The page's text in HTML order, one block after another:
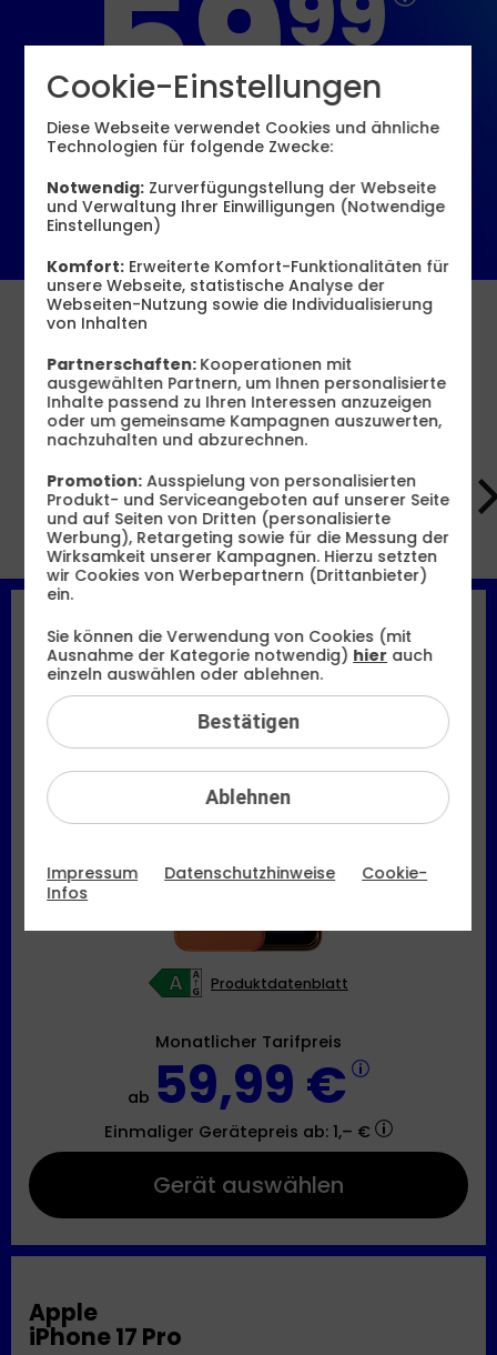
59 € mtl.
Jetzt bestellen
Smartphones mit Vertrag
Alle Filter
Tipp
Apple
iPhone 17 Pro Max
Produktdatenblatt
Monatlicher Tarifpreis
ab 59,99 €
Einmaliger Gerätepreis ab: 1,– €
Gerät auswählen
Apple
iPhone 17 Pro
Cookie-Einstellungen
Diese Webseite verwendet Cookies und ähnliche
Technologien für folgende Zwecke:
Notwendig: Zurverfügungstellung der Webseite
und Verwaltung Ihrer Einwilligungen (Notwendige
Einstellungen)
Komfort: Erweiterte Komfort-Funktionalitäten für
unsere Webseite, statistische Analyse der
Webseiten-Nutzung sowie die Individualisierung
von Inhalten
Partnerschaften: Kooperationen mit
ausgewählten Partnern, um Ihnen personalisierte
Inhalte passend zu Ihren Interessen anzuzeigen
oder um gemeinsame Kampagnen auszuwerten,
nachzuhalten und abzurechnen.
Promotion: Ausspielung von personalisierten
Produkt- und Serviceangeboten auf unserer Seite
und auf Seiten von Dritten (personalisierte
Werbung), Retargeting sowie für die Messung der
Wirksamkeit unserer Kampagnen. Hierzu setzten
wir Cookies von Werbepartnern (Drittanbieter)
ein.
Ablehnen
Sie können die Verwendung von Cookies (mit
Ausnahme der Kategorie notwendig) hier auch
einzeln auswählen oder ablehnen.
Bestätigen
Impressum Datenschutzhinweise
Cookie-
Infos